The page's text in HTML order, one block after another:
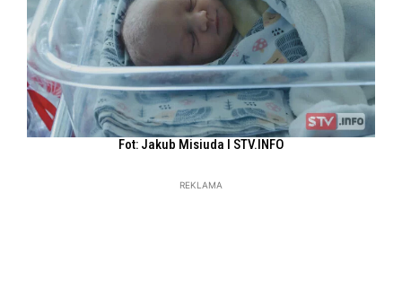
Fot: Jakub Misiuda l STV.INFO
REKLAMA